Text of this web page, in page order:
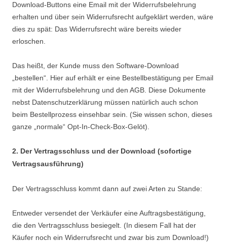
Download-Buttons eine Email mit der Widerrufsbelehrung
erhalten und über sein Widerrufsrecht aufgeklärt werden, wäre
dies zu spät: Das Widerrufsrecht wäre bereits wieder
erloschen.
Das heißt, der Kunde muss den Software-Download
„bestellen“. Hier auf erhält er eine Bestellbestätigung per Email
mit der Widerrufsbelehrung und den AGB. Diese Dokumente
nebst Datenschutzerklärung müssen natürlich auch schon
beim Bestellprozess einsehbar sein. (Sie wissen schon, dieses
ganze „normale“ Opt-In-Check-Box-Gelöt).
2. Der Vertragsschluss und der Download (sofortige
Vertragsausführung)
Der Vertragsschluss kommt dann auf zwei Arten zu Stande:
Entweder versendet der Verkäufer eine Auftragsbestätigung,
die den Vertragsschluss besiegelt. (In diesem Fall hat der
Käufer noch ein Widerrufsrecht und zwar bis zum Download!)